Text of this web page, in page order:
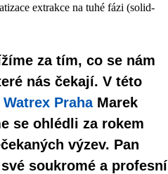
extrakce na tuhé fázi (solid-
za tím, co se nám
nás čekají. V této
Watrex PrahaMarek
se ohlédli za rokem
výzev. Pan
soukromé a profesní